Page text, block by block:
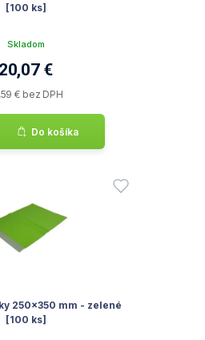
[100 ks]
Skladom
20,07 €
€ bez DPH
Do košíka
250x350 mm - zelené
[100 ks]